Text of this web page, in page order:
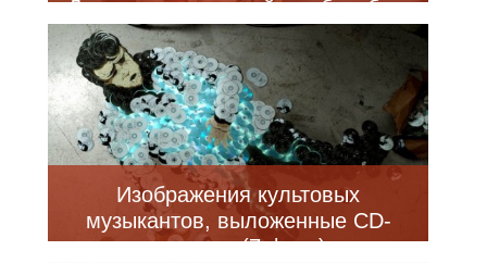
Джонсон, готовящейся к борьбе с
раком (21 фото)
Изображения культовых
музыкантов, выложенные CD-
дисками (7 фото)